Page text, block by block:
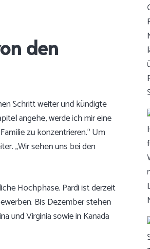
den
Schritt weiter und kündigte
angehe, werde ich mir eine
zu konzentrieren.“ Um
„Wir sehen uns bei den
Hochphase. Pardi ist derzeit
Bis Dezember stehen
und Virginia sowie in Kanada